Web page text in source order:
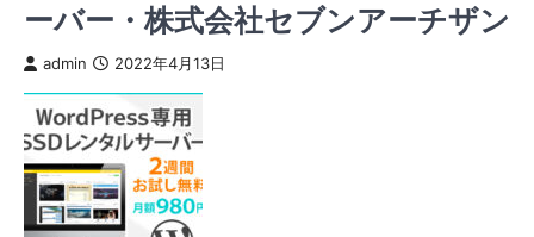
ーバー・株式会社セブンアーチザン
admin 2022年4月13日